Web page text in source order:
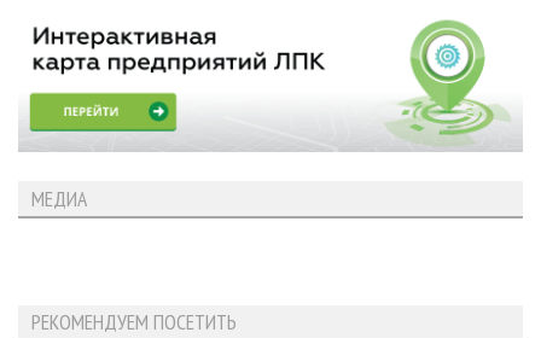
МЕДИА
РЕКОМЕНДУЕМ ПОСЕТИТЬ